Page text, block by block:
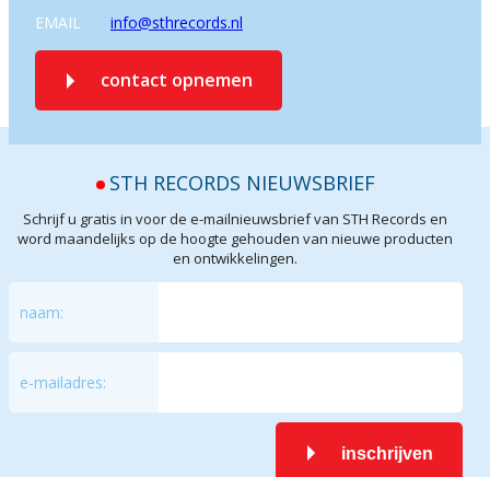
EMAIL info@sthrecords.nl
contact opnemen
STH RECORDS NIEUWSBRIEF
Schrijf u gratis in voor de e-mailnieuwsbrief van STH Records en
word maandelijks op de hoogte gehouden van nieuwe producten
en ontwikkelingen.
naam:
e-mailadres:
inschrijven